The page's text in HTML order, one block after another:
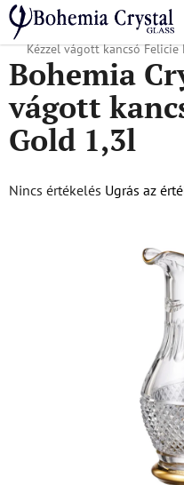
Ugrás
fő
tartalomhoz
Kezdőlap
/ Népszerű kollekciók /
Kézzel vágott kancsó
Bohemia
vágott
Gold 1,3l
A
Nincs értékelés Ugrás az